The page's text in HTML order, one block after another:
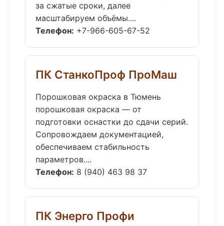
за сжатые сроки, далее
масштабируем объёмы....
Телефон: +7-966-605-67-52
ПК СтанкоПроф ПроМаш
Порошковая окраска в Тюмень
порошковая окраска — от
подготовки оснастки до сдачи серий.
Сопровождаем документацией,
обеспечиваем стабильность
параметров....
Телефон: 8 (940) 463 98 37
ПК Энерго Профи